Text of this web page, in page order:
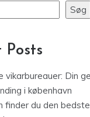
Søg
Posts
vikarbureauer: Din
i københavn
finder du den